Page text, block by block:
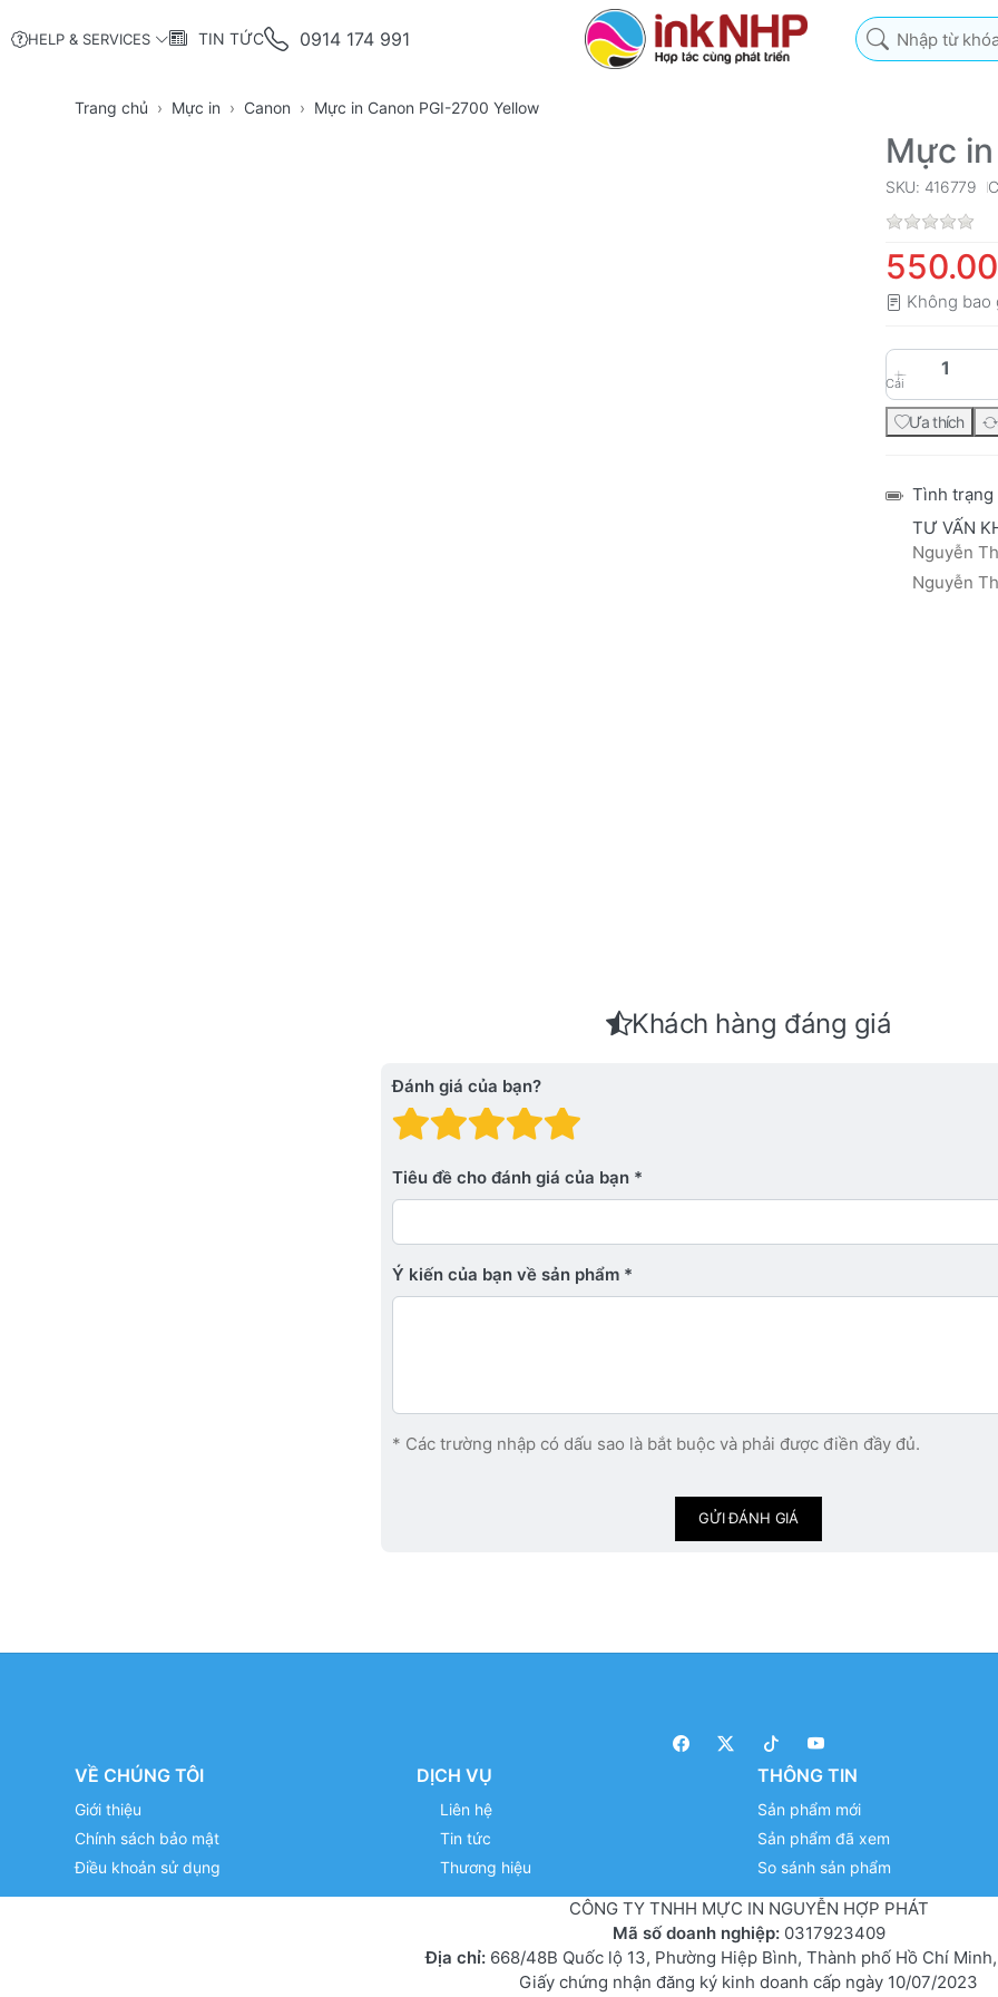
HELP & SERVICES TIN TỨC 0914 174 991
Nhập từ khóa tìm
Trang chủ Mực in Canon Mực in Canon PGI-2700 Yellow
Mực
SKU: 416779
Không bao
Cái
Ưa thích
Tình trạng
TƯ VẤN
Nguyễn
Nguyễn
Khách hàng đáng giá
Đánh giá của bạn?
Đánh giá: 4 trên 5 sao.
Đánh giá: 3 trên 5 sao.
Đánh giá: 2 trên 5 sao.
Đánh giá: 1 trên 5 sao. Xấu
Tiêu đề cho đánh giá của bạn
Ý kiến ​​của bạn về sản phẩm
* Các trường nhập có dấu sao là bắt buộc và phải được điền đầy đủ.
GỬI ĐÁNH GIÁ
VỀ CHÚNG TÔI
Giới thiệu
Chính sách bảo mật
Điều khoản sử dụng
DỊCH VỤ
Liên hệ
Tin tức
Thương hiệu
THÔNG TIN
Sản phẩm mới
Sản phẩm đã xem
So sánh sản phẩm
CÔNG TY TNHH MỰC IN NGUYỄN HỢP PHÁT
Mã số doanh nghiệp: 0317923409
Địa chỉ:668/48B Quốc lộ 13, Phường Hiệp Bình, Thành phố Hồ Chí
Giấy chứng nhận đăng ký kinh doanh cấp ngày 10/07/2023